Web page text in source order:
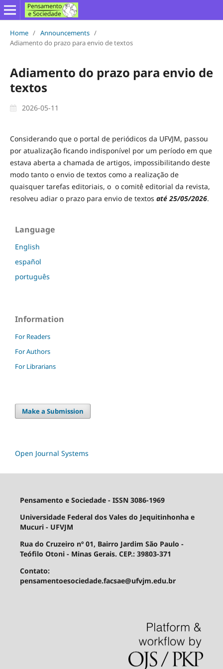
Home / Announcements /
Adiamento do prazo para envio de textos
Adiamento do prazo para envio de
textos
2026-05-11
Considerando que o portal de periódicos da UFVJM, passou
por atualização ficando indisponível por um período em que
estava aberta a chamada de artigos, impossibilitando deste
modo tanto o envio de textos como a realização de
quaisquer tarefas editoriais, o o comitê editorial da revista,
resolveu adiar o prazo para envio de textos até 25/05/2026.
Language
English
español
português
Information
For Readers
For Authors
For Librarians
Make a Submission
Open Journal Systems
Pensamento e Sociedade - ISSN 3086-1969
Universidade Federal dos Vales do Jequitinhonha e
Mucuri - UFVJM
Rua do Cruzeiro nº 01, Bairro Jardim São Paulo -
Teófilo Otoni - Minas Gerais. CEP.: 39803-371
Contato:
pensamentoesociedade.facsae@ufvjm.edu.br